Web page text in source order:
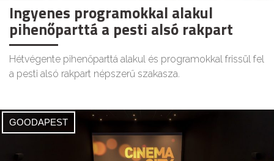
Ingyenes programokkal alakul
pihenőparttá a pesti alsó rakpart
Hétvégente pihenőparttá alakul és programokkal frissül fel
a pesti alsó rakpart népszerű szakasza.
GOODAPEST